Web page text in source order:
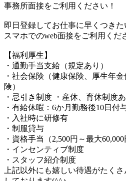
事務所面接をご利用ください！
即日登録してお仕事に早くつき
スマホでのweb面接をご利用くだ
【福利厚生】
・通勤手当支給（規定あり）
・社会保険（健康保険、厚生年
険）
・忌引き制度 ・産休、育休制度あ
・有給休暇：6か月勤務後10日付
・入社時に研修有
・制服貸与
・資格手当（2,500円～最大60,000
・インセンティブ制度
・スタッフ紹介制度
上記以外にも嬉しい待遇がたく